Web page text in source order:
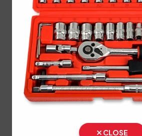
Serahkan kelengkapan
daftar ulang 5 tahun.
Bayar biaya administrasi,
pelat nomor di loket
Ambil STNK dan SKPD baru,
proses pencetakan TNKB
pencocokan nomor mesin tidak
CLOSE